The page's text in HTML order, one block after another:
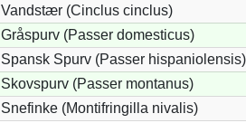
Vandstær (Cinclus cinclus)
Gråspurv (Passer domesticus)
Spansk Spurv (Passer hispaniolensis)
Skovspurv (Passer montanus)
Snefinke (Montifringilla nivalis)